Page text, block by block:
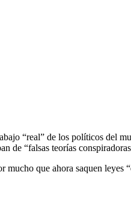
“real” de los políticos del
de “falsas teorías
mucho que ahora saquen